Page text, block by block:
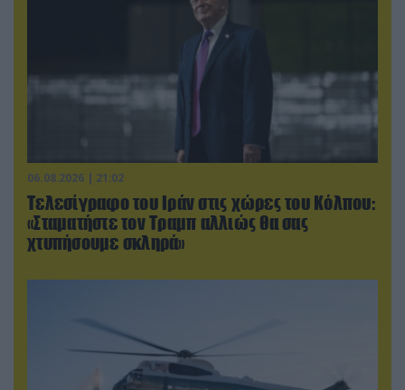
06.08.2026 | 21:02
Τελεσίγραφο του Ιράν στις χώρες του Κόλπου:
«Σταματήστε τον Τραμπ αλλιώς θα σας
χτυπήσουμε σκληρά»